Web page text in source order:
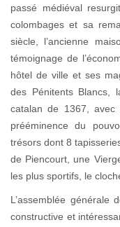
passé médiéval
colombages et sa
siècle, l’ancienne
témoignage de
hôtel de ville et ses
des Pénitents Blancs,
catalan de 1367,
prééminence du
trésors dont 8
de Piencourt, une
les plus sportifs, le
L’assemblée
constructive et